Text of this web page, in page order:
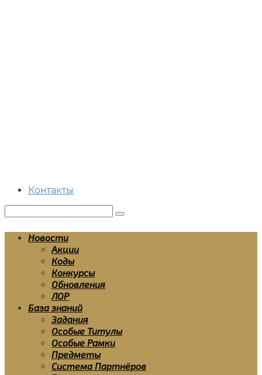
Контакты
Новости
Акции
Коды
Конкурсы
Обновления
ЛОР
База знаний
Задания
Особые Титулы
Особые Рамки
Предметы
Система Партнёров